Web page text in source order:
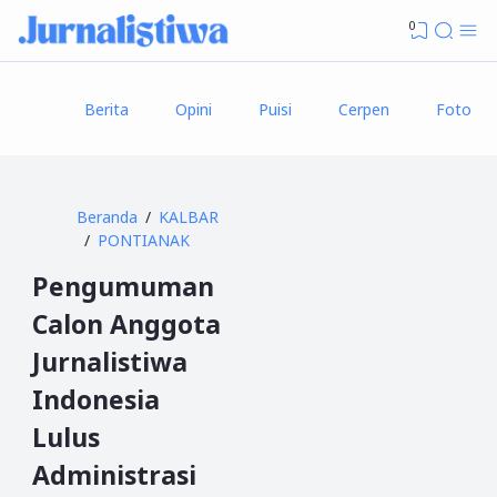
0
Berita Opini Puisi Cerpen Foto
Beranda
KALBAR
PONTIANAK
Pengumuman
Calon Anggota
Jurnalistiwa
Indonesia
Lulus
Administrasi